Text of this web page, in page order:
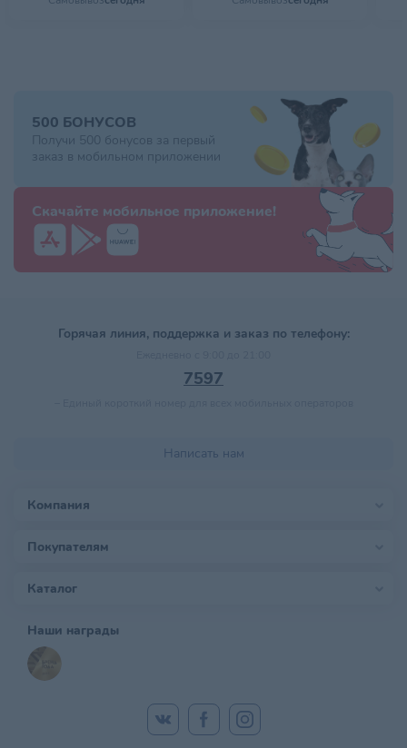
500 БОНУСОВ
Получи 500 бонусов за первый
заказ в мобильном приложении
Скачайте мобильное приложение!
Горячая линия, поддержка и заказ по телефону:
7597
Написать нам
Компания
Покупателям
Каталог
Наши награды